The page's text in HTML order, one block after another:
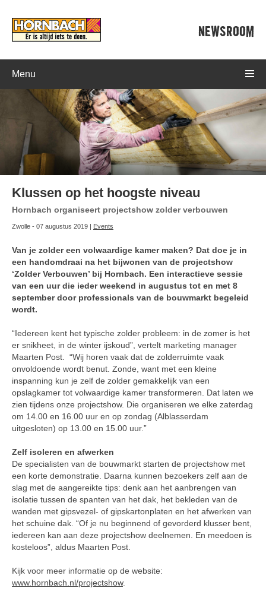
NEWSROOM
Menu
Klussen op het hoogste niveau
Hornbach organiseert projectshow zolder verbouwen
Zwolle - 07 augustus 2019 | Events
Van je zolder een volwaardige kamer maken? Dat doe je in
een handomdraai na het bijwonen van de projectshow
‘Zolder Verbouwen’ bij Hornbach. Een interactieve sessie
van een uur die ieder weekend in augustus tot en met 8
september door professionals van de bouwmarkt begeleid
wordt.
“Iedereen kent het typische zolder probleem: in de zomer is het
er snikheet, in de winter ijskoud”, vertelt marketing manager
Maarten Post. “Wij horen vaak dat de zolderruimte vaak
onvoldoende wordt benut. Zonde, want met een kleine
inspanning kun je zelf de zolder gemakkelijk van een
opslagkamer tot volwaardige kamer transformeren. Dat laten we
zien tijdens onze projectshow. Die organiseren we elke zaterdag
om 14.00 en 16.00 uur en op zondag (Alblasserdam
uitgesloten) op 13.00 en 15.00 uur.”
Zelf isoleren en afwerken
De specialisten van de bouwmarkt starten de projectshow met
een korte demonstratie. Daarna kunnen bezoekers zelf aan de
slag met de aangereikte tips: denk aan het aanbrengen van
isolatie tussen de spanten van het dak, het bekleden van de
wanden met gipsvezel- of gipskartonplaten en het afwerken van
het schuine dak. “Of je nu beginnend of gevorderd klusser bent,
iedereen kan aan deze projectshow deelnemen. En meedoen is
kosteloos”, aldus Maarten Post.
Kijk voor meer informatie op de website:
www.hornbach.nl/projectshow.